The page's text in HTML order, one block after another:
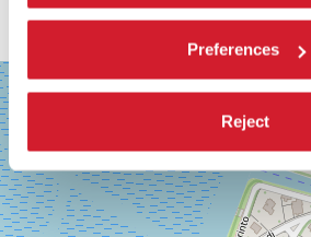
Preferences
Reject
SALA
CORINTO
Via
Falier
4
30126
Lido
di